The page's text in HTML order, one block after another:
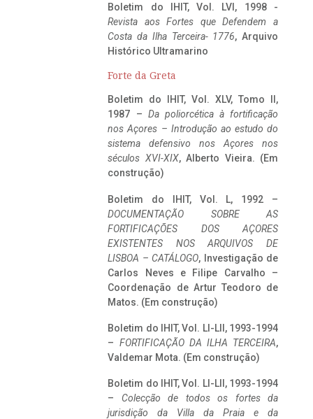
Boletim do IHIT, Vol. LVI, 1998 -
Revista aos Fortes que Defendem a
Costa da Ilha Terceira- 1776, Arquivo
Histórico Ultramarino
Forte da Greta
Boletim do IHIT, Vol. XLV, Tomo II,
1987 – Da poliorcética à fortificação
nos Açores – Introdução ao estudo do
sistema defensivo nos Açores nos
séculos XVI-XIX, Alberto Vieira. (Em
construção)
Boletim do IHIT, Vol. L, 1992 –
DOCUMENTAÇÃO SOBRE AS
FORTIFICAÇÕES DOS AÇORES
EXISTENTES NOS ARQUIVOS DE
LISBOA – CATÁLOGO, Investigação de
Carlos Neves e Filipe Carvalho –
Coordenação de Artur Teodoro de
Matos. (Em construção)
Boletim do IHIT, Vol. LI-LII, 1993-1994
– FORTIFICAÇÃO DA ILHA TERCEIRA,
Valdemar Mota. (Em construção)
Boletim do IHIT, Vol. LI-LII, 1993-1994
– Colecção de todos os fortes da
jurisdição da Villa da Praia e da